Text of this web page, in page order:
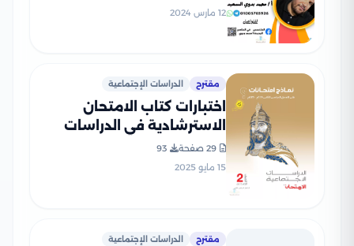
المتخصص التعليمية)
12 مارس 2024
مقترح الدراسات الإجتماعية
اختبارات كتاب الامتحان
الاسترشادية في الدراسات
لثانية إعدادي الترم الثاني
بصيغة PDF بالاجابات
29 صفحة
93
15 مايو 2025
مقترح الدراسات الإجتماعية